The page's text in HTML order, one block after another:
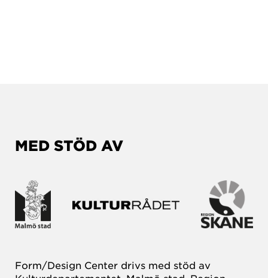
MED STÖD AV
Form/Design Center drivs med stöd av